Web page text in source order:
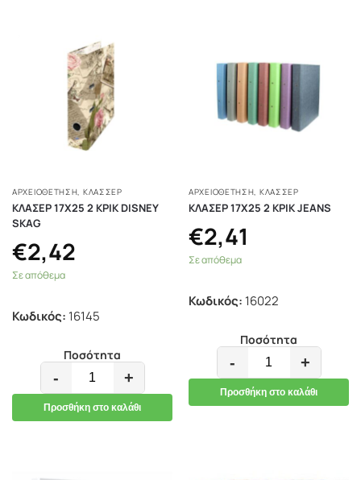
ΑΡΧΕΙΟΘΕΤΗΣΗ ΚΛΑΣΣΈΡ
ΚΛΑΣΕΡ 17Χ25 2 ΚΡΙΚ DISNEY
SKAG
€2,42
Σε απόθεμα
Κωδικός: 16145
Ποσότητα
- +
Προσθήκη στο καλάθι
ΑΡΧΕΙΟΘΕΤΗΣΗ ΚΛΑΣΣΈΡ
ΚΛΑΣΕΡ 17Χ25 2 ΚΡΙΚ JEANS
€2,41
Σε απόθεμα
Κωδικός: 16022
Ποσότητα
- +
Προσθήκη στο καλάθι